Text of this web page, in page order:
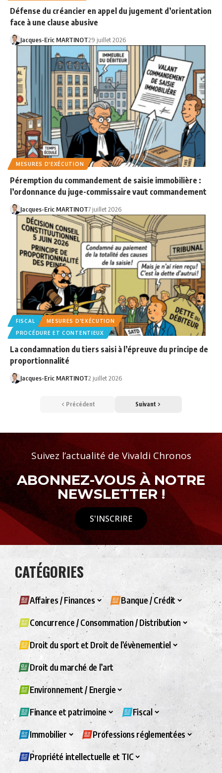
Défense du créancier en appel du jugement d’orientation
face à une clause abusive
Jacques-Eric MARTINOT29 juillet 2026
MESURES D'EXÉCUTION
Péremption du commandement de saisie immobilière :
l’ordonnance du juge-commissaire vaut commandement
Jacques-Eric MARTINOT7 juillet 2026
FISCAL
MESURES D'EXÉCUTION
PROCÉDURE ET CONTENTIEUX
La condamnation du tiers saisi à l’épreuve du principe de
proportionnalité
Jacques-Eric MARTINOT2 juillet 2026
Précédent Suivant
Suivez l’actualité de Vivaldi Chronos
ABONNEZ-VOUS À NOTRE
NEWSLETTER !
S'INSCRIRE
CATÉGORIES
Affaires / Finances Banque / Crédit
Concurrence / Consommation / Distribution
Droit du sport et Droit de l’évènementiel
Droit du marché de l’art
Environnement / Energie
Finance et patrimoine Fiscal
Immobilier Professions réglementées
Propriété intellectuelle et TIC